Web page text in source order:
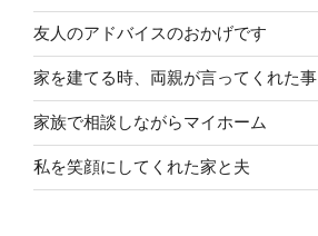
友人のアドバイスのおかげです
家を建てる時、両親が言ってくれた事
家族で相談しながらマイホーム
私を笑顔にしてくれた家と夫